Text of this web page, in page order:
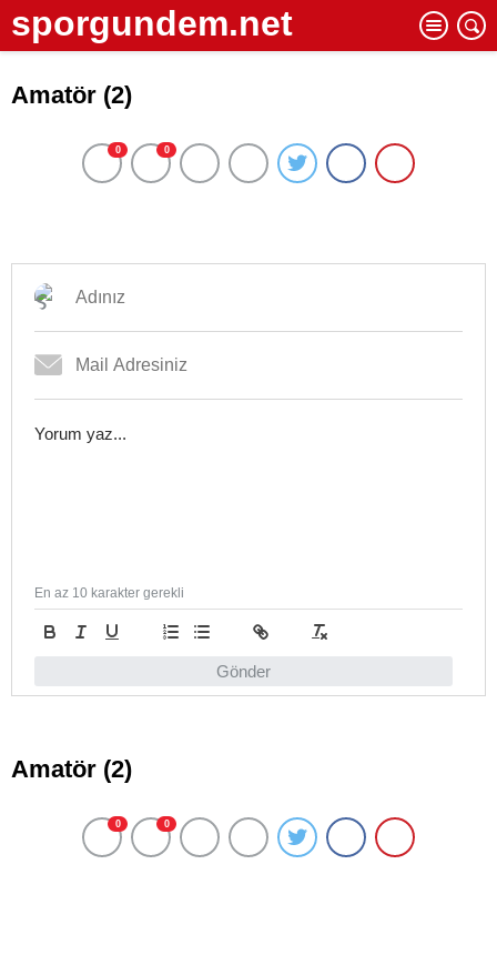
sporgundem.net
Amatör (2)
0 0
Gönder
En az 10 karakter gerekli
Amatör (2)
0 0